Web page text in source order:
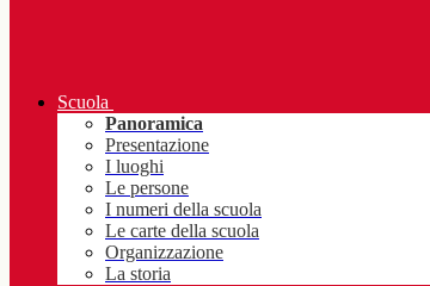
Scuola
Panoramica
Presentazione
I luoghi
Le persone
I numeri della scuola
Le carte della scuola
Organizzazione
La storia